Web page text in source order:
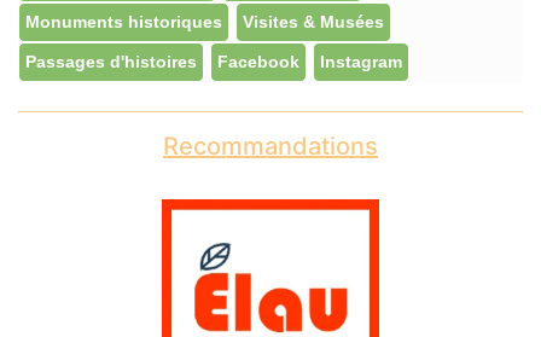
Monuments historiques Visites & Musées
Passages d'histoires Facebook Instagram
Recommandations